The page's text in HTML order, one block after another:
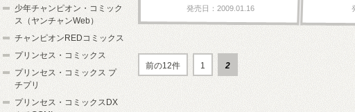
発売日：2009.01.16
前の12件 1 2
少年チャンピオン・コミック
ス（ヤンチャンWeb）
チャンピオンREDコミックス
プリンセス・コミックス
プリンセス・コミックス プ
チプリ
プリンセス・コミックスDX